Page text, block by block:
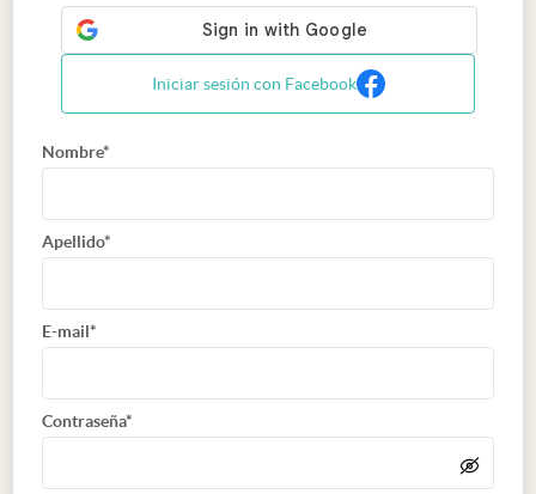
Iniciar sesión con Facebook
Nombre*
Apellido*
E-mail*
Contraseña*